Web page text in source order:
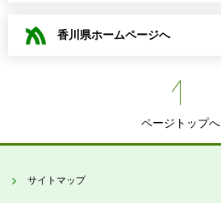
香川県ホームページへ
ページトップへ
サイトマップ